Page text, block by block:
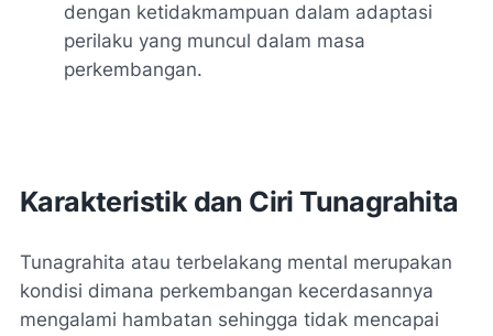
dengan ketidakmampuan dalam adaptasi
perilaku yang muncul dalam masa
perkembangan.
Karakteristik dan Ciri Tunagrahita
Tunagrahita atau terbelakang mental merupakan
kondisi dimana perkembangan kecerdasannya
mengalami hambatan sehingga tidak mencapai